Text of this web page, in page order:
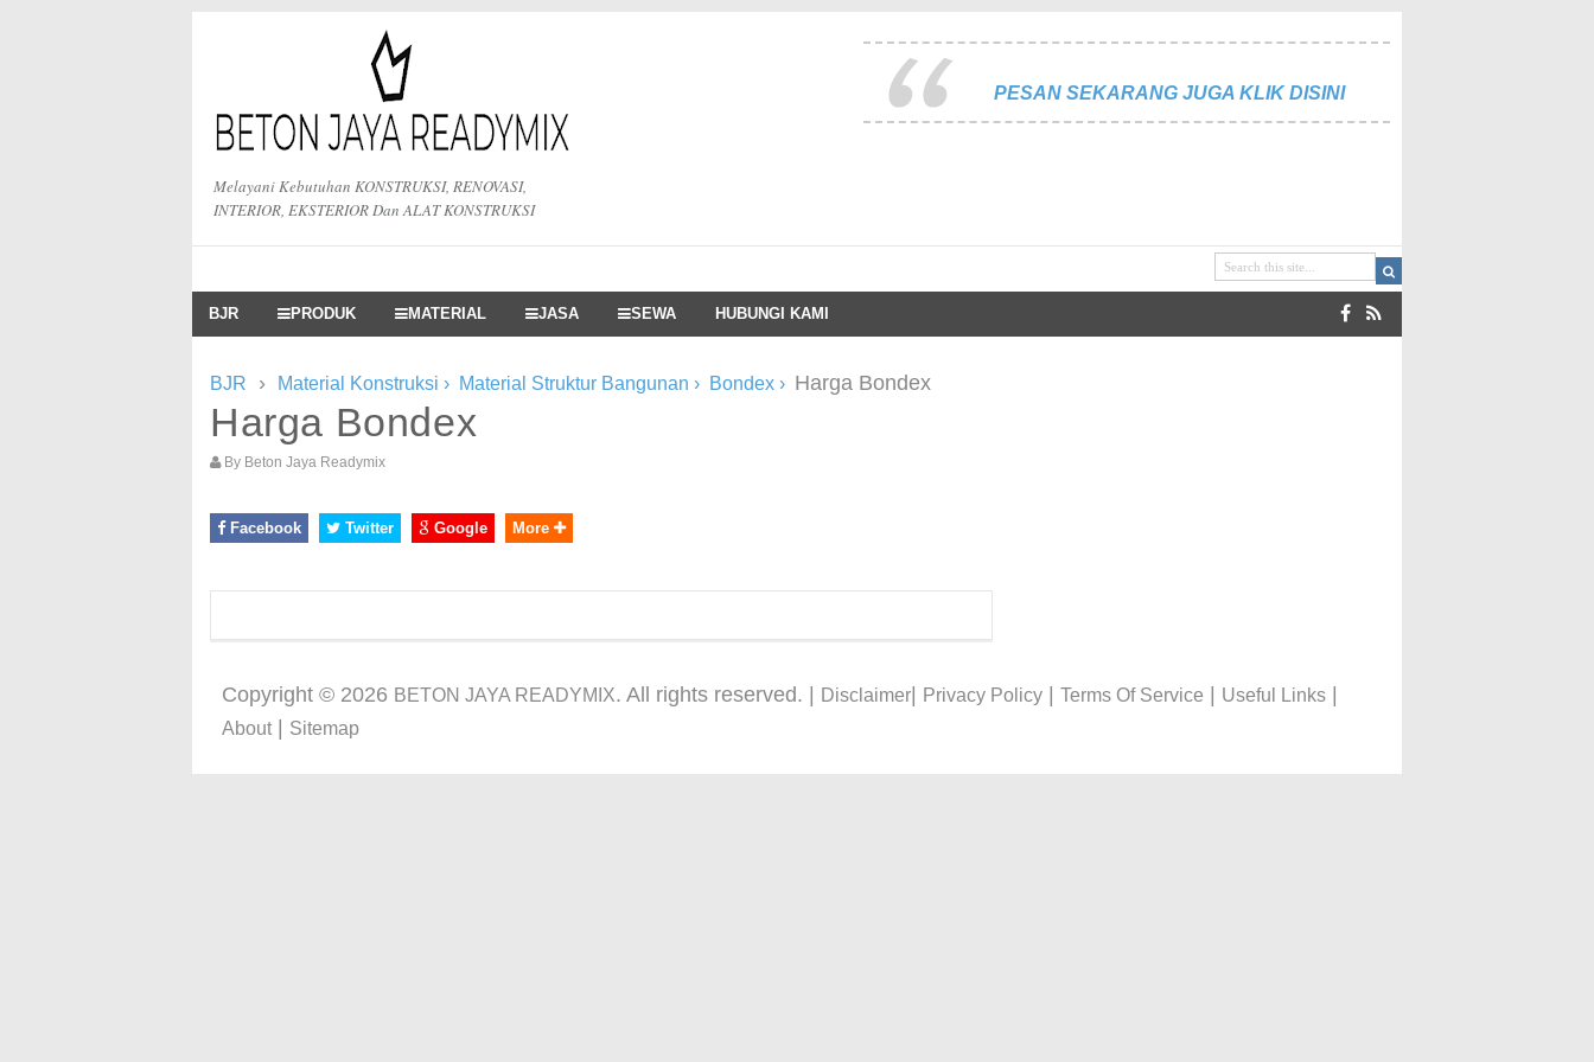
Melayani Kebutuhan KONSTRUKSI, RENOVASI,
INTERIOR, EKSTERIOR Dan ALAT KONSTRUKSI
PESAN SEKARANG JUGA KLIK DISINI
BJR PRODUK MATERIAL JASA SEWA HUBUNGI KAMI
BJR › Material Konstruksi › Material Struktur Bangunan › Bondex › Harga Bondex
Harga Bondex
By Beton Jaya Readymix
Facebook Twitter Google More
Copyright © 2026 BETON JAYA READYMIX. All rights reserved. | Disclaimer Privacy Policy Terms Of Service Useful Links
About| Sitemap